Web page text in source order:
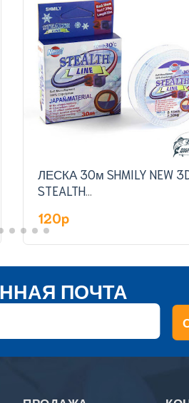
ЛЕСКА 30м SHMILY NEW
STEALTH
120p
ПОЧТА